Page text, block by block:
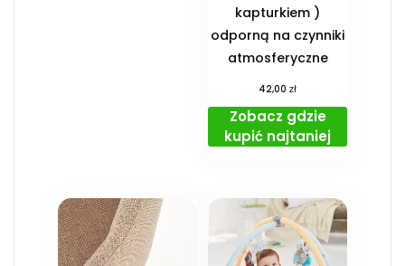
kapturkiem )
odporną na czynniki
atmosferyczne
42,00zł
Zobacz gdzie
kupić najtaniej